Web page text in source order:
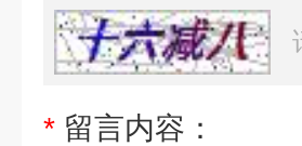
* 留言内容：